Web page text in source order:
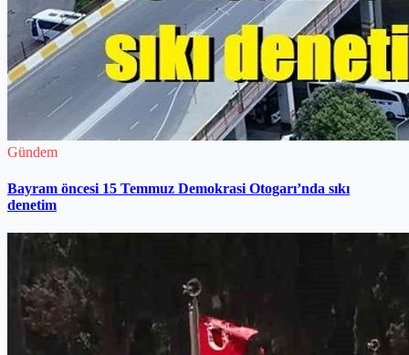
Gündem
Bayram öncesi 15 Temmuz Demokrasi Otogarı’nda sıkı
denetim